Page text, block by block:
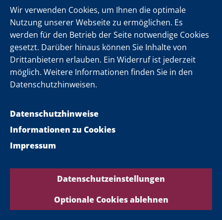
Wir verwenden Cookies, um Ihnen die optimale
Nutzung unserer Webseite zu ermöglichen. Es
werden für den Betrieb der Seite notwendige Cookies
gesetzt. Darüber hinaus können Sie Inhalte von
Drittanbietern erlauben. Ein Widerruf ist jederzeit
möglich. Weitere Informationen finden Sie in den
Datenschutzhinweisen.
Datenschutzhinweise
Impressum
Informationen zu Cookies
Datenschutzeinstellungen
Optionale Cookies ablehnen
00:00 00:00
0:26 Video: Land NRW
30.11.2023
unterstützt #NieWiederIstJetzt
Henning Krautmacher war viele Jahre Sänger der
Höhner und engagiert sich seit langer Zeit gegen jede
bezieht er klar Stellung –#niewiederistjetzt